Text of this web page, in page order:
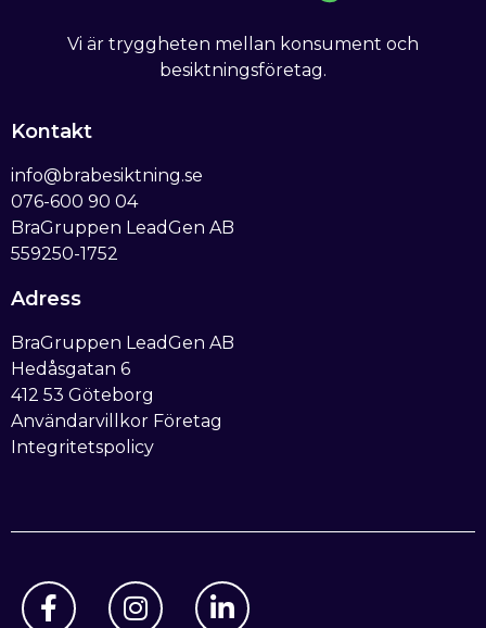
Adress
BraGruppen LeadGen AB
Hedåsgatan 6
412 53 Göteborg
Användarvillkor Företag
Integritetspolicy
Kontakt
info@brabesiktning.se
076-600 90 04
BraGruppen LeadGen AB
559250-1752
Vi är tryggheten mellan konsument och
besiktningsföretag.